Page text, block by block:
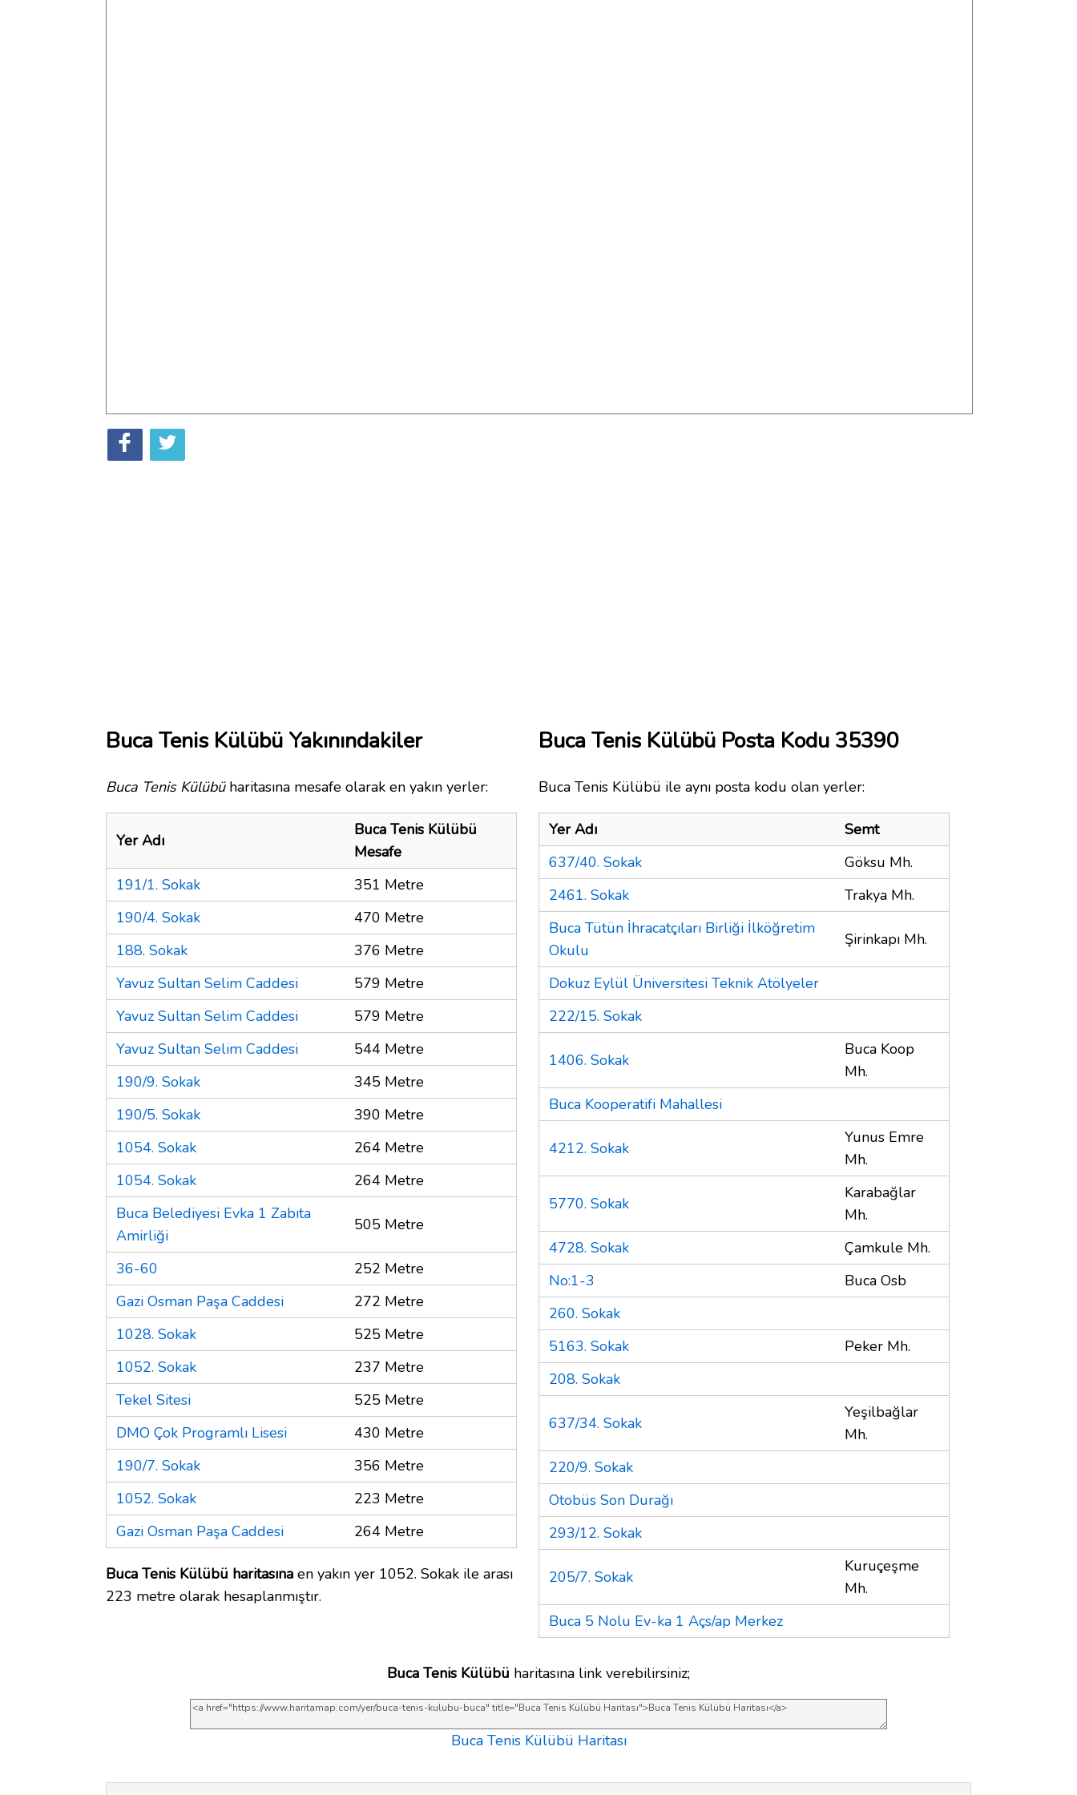
Buca Tenis Külübü Yakınındakiler
Buca Tenis Külübüharitasına mesafe olarak en yakın yerler:
Yer Adı
Buca Tenis Külübü
Mesafe
191/1. Sokak
351 Metre
190/4. Sokak
470 Metre
188. Sokak
376 Metre
Yavuz Sultan Selim Caddesi
579 Metre
Yavuz Sultan Selim Caddesi
579 Metre
Yavuz Sultan Selim Caddesi
544 Metre
190/9. Sokak
345 Metre
190/5. Sokak
390 Metre
1054. Sokak
264 Metre
1054. Sokak
264 Metre
Buca Belediyesi Evka 1 Zabıta
Amirliği
505 Metre
36-60
252 Metre
Gazi Osman Paşa Caddesi
272 Metre
1028. Sokak
525 Metre
1052. Sokak
237 Metre
Tekel Sitesi
525 Metre
DMO Çok Programlı Lisesi
430 Metre
190/7. Sokak
356 Metre
1052. Sokak
223 Metre
Gazi Osman Paşa Caddesi
264 Metre
Buca Tenis Külübü haritasına en yakın yer 1052. Sokak ile arası
223 metre olarak hesaplanmıştır.
Buca Tenis Külübü Posta Kodu 35390
Buca Tenis Külübü ile aynı posta kodu olan yerler:
Yer Adı
Semt
637/40. Sokak
Göksu Mh.
2461. Sokak
Trakya Mh.
Buca Tütün İhracatçıları Birliği İlköğretim
Okulu
Şirinkapı Mh.
Dokuz Eylül Üniversitesi Teknik Atölyeler
222/15. Sokak
1406. Sokak
Buca Koop
Mh.
Buca Kooperatifi Mahallesi
4212. Sokak
Yunus Emre
Mh.
5770. Sokak
Karabağlar
Mh.
4728. Sokak
Çamkule Mh.
No:1-3
Buca Osb
260. Sokak
5163. Sokak
Peker Mh.
208. Sokak
637/34. Sokak
Yeşilbağlar
Mh.
220/9. Sokak
Otobüs Son Durağı
293/12. Sokak
205/7. Sokak
Kuruçeşme
Mh.
Buca 5 Nolu Ev-ka 1 Açs/ap Merkez
Buca Tenis Külübü haritasına link verebilirsiniz;
Buca Tenis Külübü Haritası